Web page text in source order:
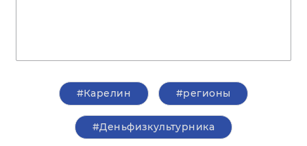
#Карелин #регионы
#Деньфизкультурника